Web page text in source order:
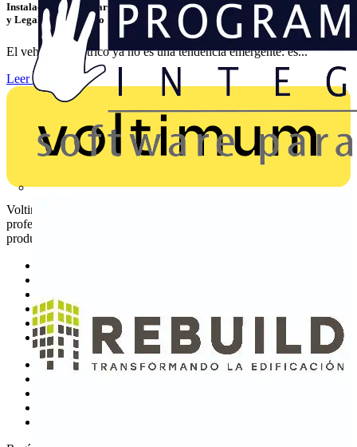
Instalaciones de Recarga para Vehículo Eléctrico: Cómo Instalar, Verificar
y Legalizar con Éxito
El vehículo eléctrico ya no es una tendencia emergente: es...
Leer más
Voltimum es una plataforma digital y comunidad que brinda a los
profesionales eléctricos noticias del sector, información de
productos, formación y herramientas para el sector eléctrico.
Noticias
Academy
Productos
Socios
Otros enlaces